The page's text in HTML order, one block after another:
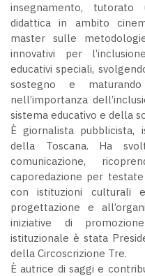
insegnamento,
didattica in ambito
master sulle
innovativi per
educativi speciali,
sostegno e
nell’importanza
sistema educativo e della
È giornalista pubblicista,
della Toscana. Ha
comunicazione,
caporedazione per
con istituzioni culturali
progettazione e
iniziative di
istituzionale è stata
della Circoscrizione Tre.
È autrice di saggi e